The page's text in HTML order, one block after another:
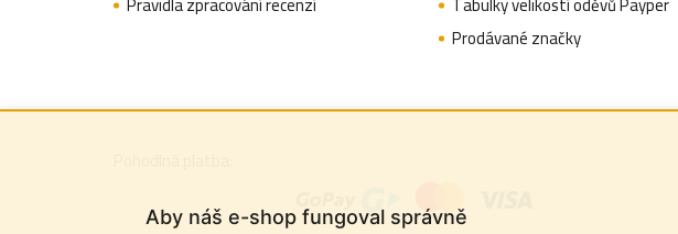
Aby náš e-shop fungoval správně
Prodávané značky